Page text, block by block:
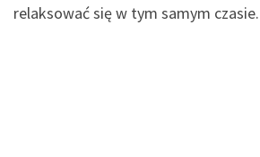
relaksować się w tym samym czasie.